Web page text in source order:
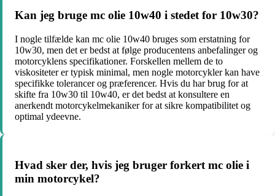
Kan jeg bruge mc olie 10w40 i stedet for 10w30?
I nogle tilfælde kan mc olie 10w40 bruges som erstatning for
10w30, men det er bedst at følge producentens anbefalinger og
motorcyklens specifikationer. Forskellen mellem de to
viskositeter er typisk minimal, men nogle motorcykler kan have
specifikke tolerancer og præferencer. Hvis du har brug for at
skifte fra 10w30 til 10w40, er det bedst at konsultere en
anerkendt motorcykelmekaniker for at sikre kompatibilitet og
optimal ydeevne.
Hvad sker der, hvis jeg bruger forkert mc olie i
min motorcykel?